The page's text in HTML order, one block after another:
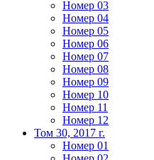
Номер 03
Номер 04
Номер 05
Номер 06
Номер 07
Номер 08
Номер 09
Номер 10
Номер 11
Номер 12
Том 30, 2017 г.
Номер 01